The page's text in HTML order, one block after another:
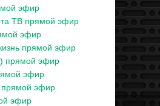
эфир
ТВ прямой эфир
эфир
прямой эфир
прямой эфир
эфир
эфир
эфир